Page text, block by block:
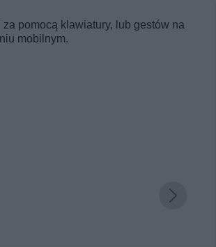
za pomocą klawiatury, lub gestów na
mobilnym.